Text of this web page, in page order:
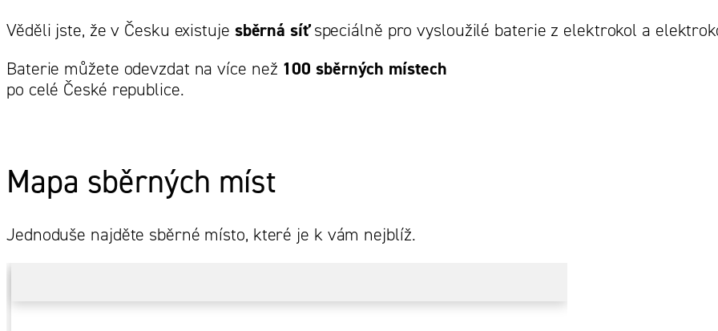
Věděli jste, že v Česku existuje sběrná síťspeciálně pro vysloužilé baterie z elektrokol a
Baterie můžete odevzdat na více než 100 sběrných místech
po celé České republice.
Mapa sběrných míst
Jednoduše najděte sběrné místo, které je k vám nejblíž.